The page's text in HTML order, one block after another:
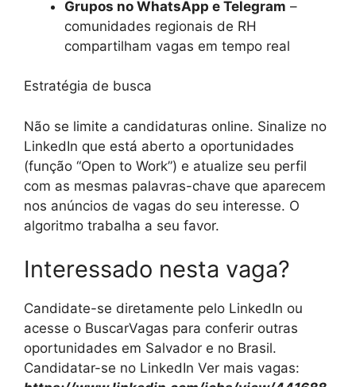
Grupos no WhatsApp e Telegram –
comunidades regionais de RH
compartilham vagas em tempo real
Estratégia de busca
Não se limite a candidaturas online. Sinalize no
LinkedIn que está aberto a oportunidades
(função “Open to Work”) e atualize seu perfil
com as mesmas palavras-chave que aparecem
nos anúncios de vagas do seu interesse. O
algoritmo trabalha a seu favor.
Interessado nesta vaga?
Candidate-se diretamente pelo LinkedIn ou
acesse o BuscarVagas para conferir outras
oportunidades em Salvador e no Brasil.
Candidatar-se no LinkedIn Ver mais vagas: